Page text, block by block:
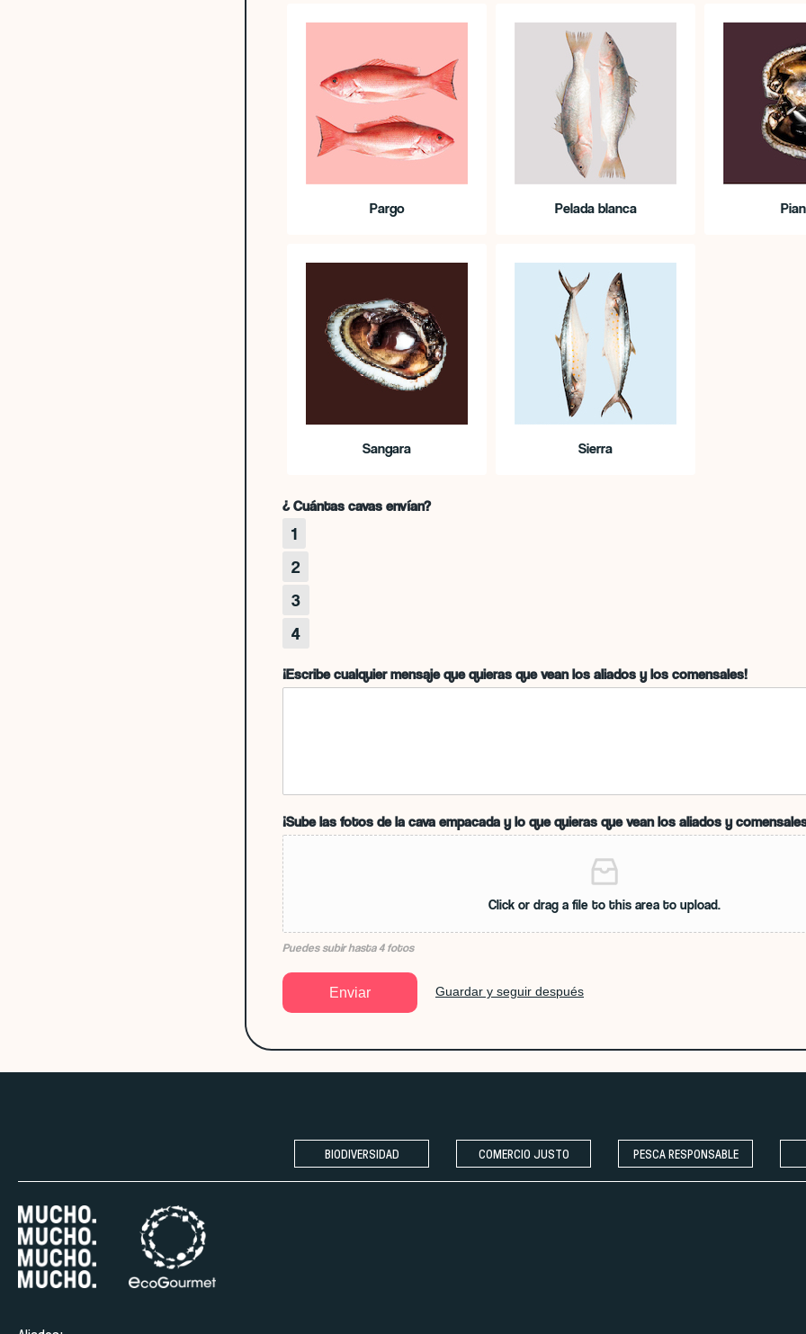
Pargo Pelada blanca
Sangara Sierra
¿ Cuántas cavas envían?
1
2
3
4
¡Escribe cualquier mensaje que quieras que vean los aliados y los comensales!
¡Sube las fotos de la cava empacada y lo que quieras que vean los aliados y
Click or drag a file to this area to upload.
Puedes subir hasta 4 fotos
Enviar Guardar y seguir después
BIODIVERSIDAD COMERCIO JUSTO PESCA RESPONSABLE